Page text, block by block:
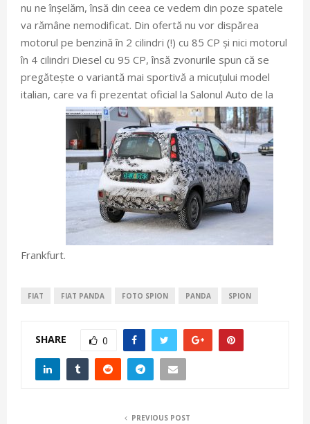
nu ne înșelăm, însă din ceea ce vedem din poze spatele
va rămâne nemodificat. Din ofertă nu vor dispărea
motorul pe benzină în 2 cilindri (!) cu 85 CP și nici motorul
în 4 cilindri Diesel cu 95 CP, însă zvonurile spun că se
pregătește o variantă mai sportivă a micuțului model
italian, care va fi prezentat oficial la Salonul Auto de la
Frankfurt.
FIAT FIAT PANDA FOTO SPION PANDA SPION
SHARE 0
PREVIOUS POST